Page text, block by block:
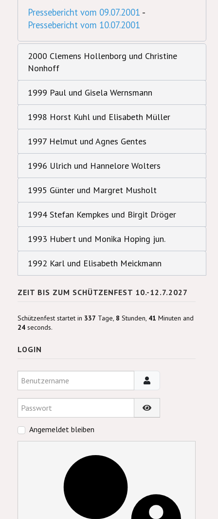
Pressebericht vom 09.07.2001 -
Pressebericht vom 10.07.2001
2000 Clemens Hollenborg und Christine
Nonhoff
1999 Paul und Gisela Wernsmann
1998 Horst Kuhl und Elisabeth Müller
1997 Helmut und Agnes Gentes
1996 Ulrich und Hannelore Wolters
1995 Günter und Margret Musholt
1994 Stefan Kempkes und Birgit Dröger
1993 Hubert und Monika Hoping jun.
1992 Karl und Elisabeth Meickmann
ZEIT BIS ZUM SCHÜTZENFEST 10.-12.7.2027
Schützenfest startet in 337 Tage, 8 Stunden, 41 Minuten and
23 seconds.
LOGIN
Benutzername
Passwort
Passwort anzeigen
Angemeldet bleiben